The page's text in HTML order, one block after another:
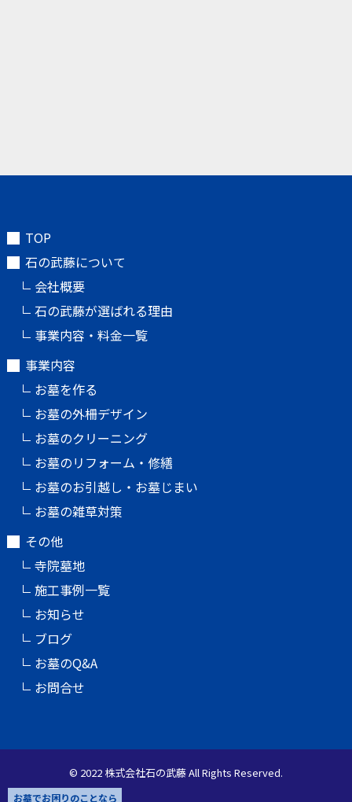
お墓でお困りのことなら
TOP
石の武藤について
会社概要
石の武藤が選ばれる理由
事業内容・料金一覧
事業内容
お墓を作る
お墓の外柵デザイン
お墓のクリーニング
お墓のリフォーム・修繕
お墓のお引越し・お墓じまい
お墓の雑草対策
その他
寺院墓地
施工事例一覧
お知らせ
ブログ
お墓のQ&A
お問合せ
© 2022 株式会社石の武藤 All Rights Reserved.